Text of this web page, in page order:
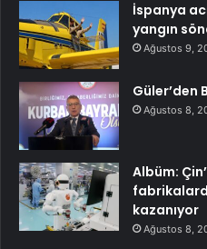
İspanya
yangın
Ağustos 9,
Güler’den
Ağustos 8,
Albüm:
kazanıyor
Ağustos 8,